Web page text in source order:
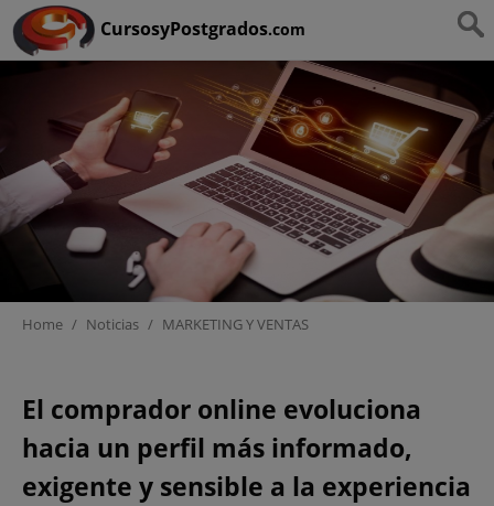
CursosyPostgrados.com
Ruta:HOME>
comprador online: hábitos,
prioridades y decisiones de
consumo en la era digital
Home / Noticias / MARKETING Y VENTAS
El comprador online evoluciona
hacia un perfil más informado,
exigente y sensible a la experiencia